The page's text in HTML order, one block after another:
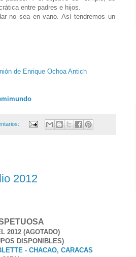
entre padres e hijos.
no sea en vano. Así tendremos un
de Enrique Ochoa Antich
2012
2012 (AGOTADO)
DISPONIBLES)
- CHACAO, CARACAS